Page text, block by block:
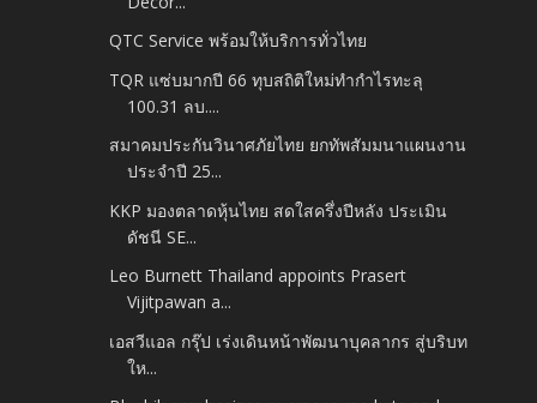
QTC Service พร้อมให้บริการทั่วไทย
TQR แซ่บมากปี 66 ทุบสถิติใหม่ทำกำไรทะลุ
100.31 ลบ....
สมาคมประกันวินาศภัยไทย ยกทัพสัมมนาแผนงาน
ประจำปี 25...
KKP มองตลาดหุ้นไทย สดใสครึ่งปีหลัง ประเมิน
ดัชนี SE...
Leo Burnett Thailand appoints Prasert
Vijitpawan a...
เอสวีแอล กรุ๊ป เร่งเดินหน้าพัฒนาบุคลากร สู่บริบท
ให...